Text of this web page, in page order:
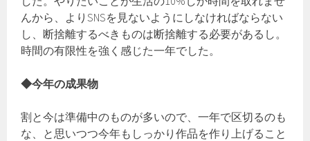
んから、よりSNSを見ないようにしなければならない
し、断捨離するべきものは断捨離する必要があるし。
時間の有限性を強く感じた一年でした。
◆今年の成果物
割と今は準備中のものが多いので、一年で区切るのも
な、と思いつつ今年もしっかり作品を作り上げること